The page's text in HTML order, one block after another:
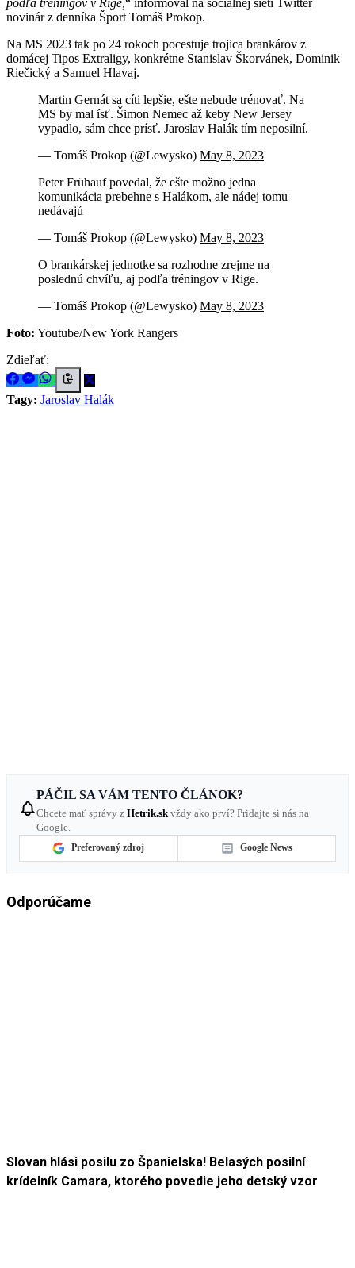
novinár z denníka Šport Tomáš Prokop.
Na MS 2023 tak po 24 rokoch pocestuje trojica brankárov z
domácej Tipos Extraligy, konkrétne Stanislav Škorvánek, Dominik
Riečický a Samuel Hlavaj.
Martin Gernát sa cíti lepšie, ešte nebude trénovať. Na
MS by mal ísť. Šimon Nemec až keby New Jersey
vypadlo, sám chce prísť. Jaroslav Halák tím neposilní.
— Tomáš Prokop (@Lewysko) May 8, 2023
Peter Frühauf povedal, že ešte možno jedna
komunikácia prebehne s Halákom, ale nádej tomu
nedávajú
— Tomáš Prokop (@Lewysko) May 8, 2023
O brankárskej jednotke sa rozhodne zrejme na
poslednú chvíľu, aj podľa tréningov v Rige.
— Tomáš Prokop (@Lewysko) May 8, 2023
Foto: Youtube/New York Rangers
Zdieľať:
Tagy: Jaroslav Halák
PÁČIL SA VÁM TENTO ČLÁNOK?
Chcete mať správy z Hetrik.sk vždy ako prví? Pridajte si nás na
Google.
Preferovaný zdroj Google News
Odporúčame
Slovan hlási posilu zo Španielska! Belasých posilní
krídelník Camara, ktorého povedie jeho detský vzor